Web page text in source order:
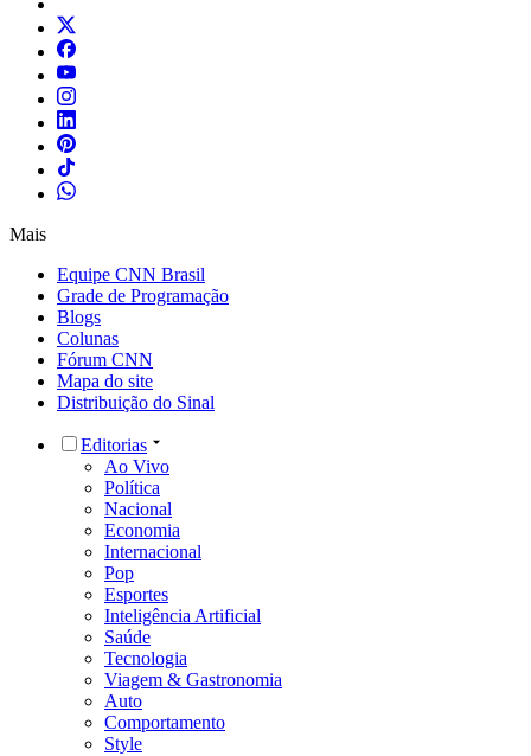
Mais
Equipe CNN Brasil
Grade de Programação
Blogs
Colunas
Fórum CNN
Mapa do site
Distribuição do Sinal
Editorias
Ao Vivo
Política
Nacional
Economia
Internacional
Pop
Esportes
Inteligência Artificial
Saúde
Tecnologia
Viagem & Gastronomia
Auto
Comportamento
Style